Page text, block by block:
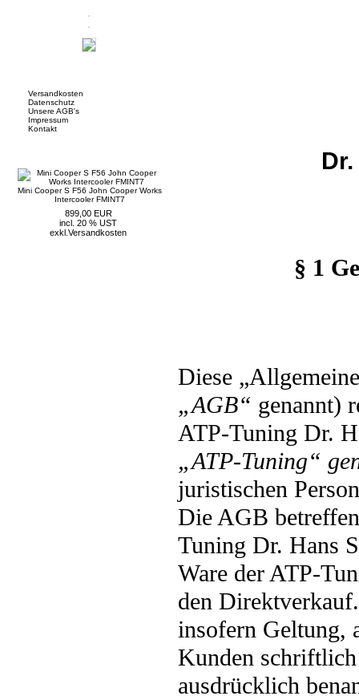
Versandkosten
Datenschutz
Unsere AGB's
Impressum
Kontakt
Mini Cooper S F56 John Cooper Works
Intercooler FMINT7
899,00 EUR
incl. 20 % UST
exkl. Versandkosten
§ 1
Diese
„AGB“ genannt)
ATP-Tuning Dr.
„ATP-Tuning“
juristischen
Die AGB
Tuning Dr. Hans
Ware der ATP-
den
insofern Geltung,
Kunden
ausdrücklich